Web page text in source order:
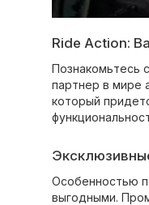
Ride Action:
Познакомьтесь
партнер в мире
который
Особенностью
выгодными.